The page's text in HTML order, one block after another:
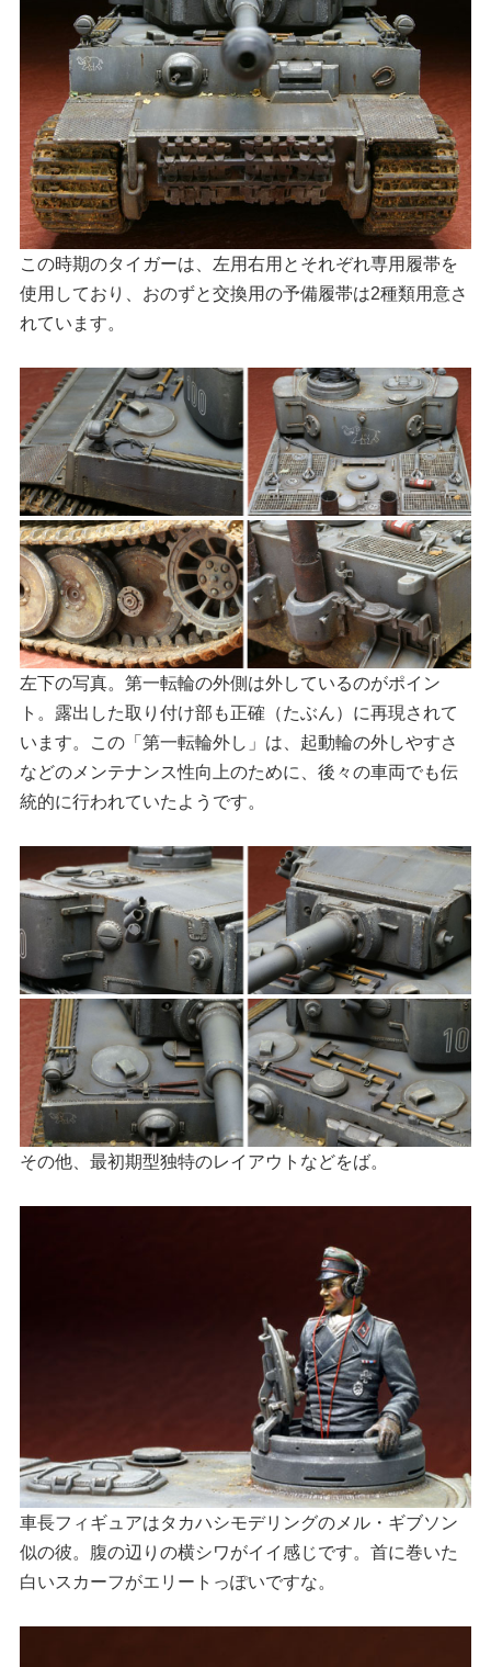
この時期のタイガーは、左用右用とそれぞれ専用履帯を
使用しており、おのずと交換用の予備履帯は2種類用意さ
れています。
左下の写真。第一転輪の外側は外しているのがポイン
ト。露出した取り付け部も正確（たぶん）に再現されて
います。この「第一転輪外し」は、起動輪の外しやすさ
などのメンテナンス性向上のために、後々の車両でも伝
統的に行われていたようです。
その他、最初期型独特のレイアウトなどをば。
車長フィギュアはタカハシモデリングのメル・ギブソン
似の彼。腹の辺りの横シワがイイ感じです。首に巻いた
白いスカーフがエリートっぽいですな。